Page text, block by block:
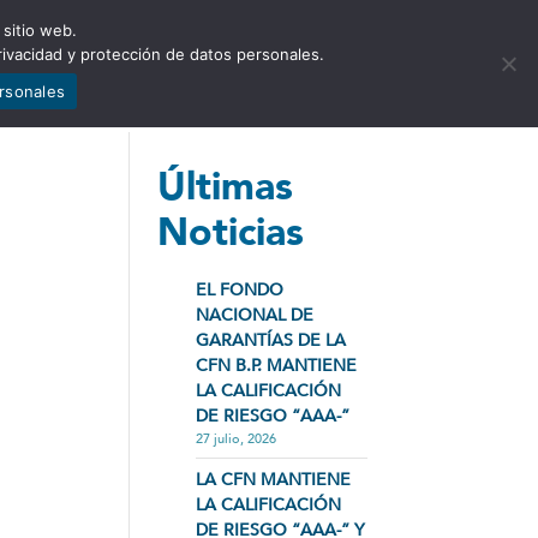
NOTICIAS CONTÁCTENOS
Últimas
Noticias
EL FONDO
NACIONAL DE
GARANTÍAS DE LA
CFN B.P. MANTIENE
LA CALIFICACIÓN
DE RIESGO “AAA-”
27 julio, 2026
LA CFN MANTIENE
LA CALIFICACIÓN
DE RIESGO “AAA-” Y
sitio web.
y protección de datos personales.